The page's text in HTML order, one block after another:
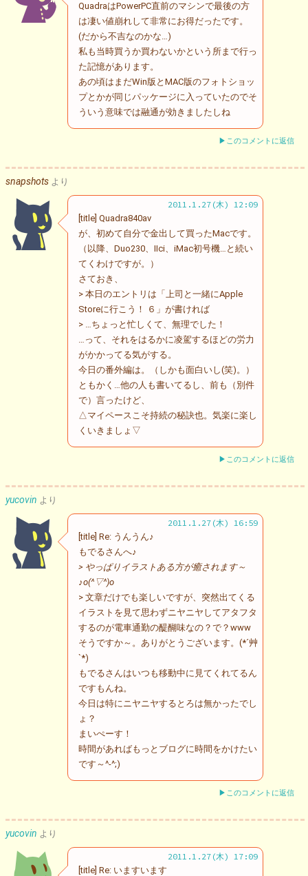
QuadraはPowerPC直前のマシンで最後の方
は凄い値崩れして非常にお得だったです。
(だから不吉なのかな…)
私も当時買うか買わないかという所まで行っ
た記憶があります。
あの頃はまだWin版とMAC版のフォトショッ
プとかが同じパッケージに入っていたのでそ
ういう意味では融通が効きましたしね
▶このコメントに返信
snapshots より
2011.1.27(木) 12:09
[title] Quadra840av
が、初めて自分で金出して買ったMacです。
（以降、Duo230、IIci、iMac初号機…と続い
てくわけですが。）
さておき、
> 本日のエントリは「上司と一緒にApple
Storeに行こう！ ６」が書ければ
> …ちょっと忙しくて、無理でした！
…って、それをはるかに凌駕するほどの労力
がかかってる気がする。
今日の番外編は。（しかも面白いし(笑)。）
ともかく…他の人も書いてるし、前も（別件
で）言ったけど、
△マイペースこそ持続の秘訣也。気楽に楽し
くいきましょ▽
▶このコメントに返信
yucovin より
2011.1.27(木) 16:59
[title] Re: うんうん♪
もでるさんへ♪
> やっぱりイラストある方が癒されます～
♪o(^▽^)o
> 文章だけでも楽しいですが、突然出てくる
イラストを見て思わずニヤニヤしてアタフタ
するのが電車通勤の醍醐味なの？で？www
そうですか～。ありがとうございます。(*´艸
`*)
もでるさんはいつも移動中に見てくれてるん
ですもんね。
今日は特にニヤニヤするとろは無かったでし
ょ？
まいぺーす！
時間があればもっとブログに時間をかけたい
です～^-^;)
▶このコメントに返信
yucovin より
2011.1.27(木) 17:09
[title] Re: いますいます